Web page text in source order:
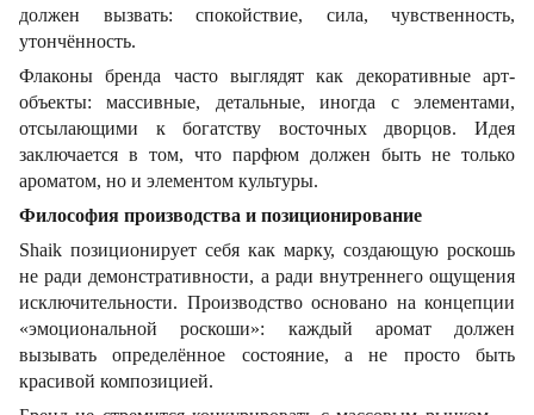
должен вызвать: спокойствие, сила, чувственность,
утончённость.
Флаконы бренда часто выглядят как декоративные арт-
объекты: массивные, детальные, иногда с элементами,
отсылающими к богатству восточных дворцов. Идея
заключается в том, что парфюм должен быть не только
ароматом, но и элементом культуры.
Философия производства и позиционирование
Shaik позиционирует себя как марку, создающую роскошь
не ради демонстративности, а ради внутреннего ощущения
исключительности. Производство основано на концепции
«эмоциональной роскоши»: каждый аромат должен
вызывать определённое состояние, а не просто быть
красивой композицией.